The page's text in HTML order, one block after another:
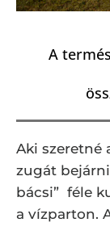
A
Aki szeretné
zugát
bácsi” féle
a vízparton.